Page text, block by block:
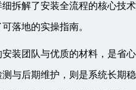
拆解了安装全流程的核心技术
落地的实操指南。
装团队与优质的材料，是省心
与后期维护，则是系统长期稳